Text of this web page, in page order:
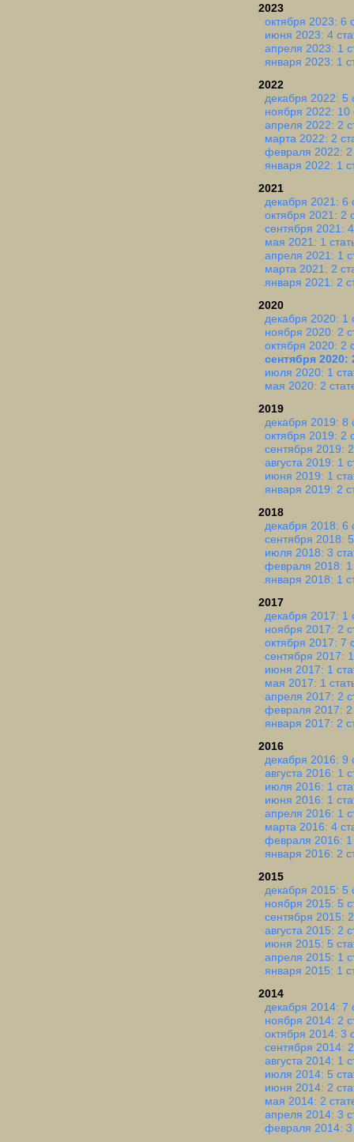
2023
октября 2023: 6
июня 2023: 4
апреля 2023: 1
января 2023: 1
2022
декабря 2022: 5
ноября 2022: 10
апреля 2022: 2
марта 2022: 2
февраля 2022: 2
января 2022: 1
2021
декабря 2021: 6
октября 2021: 2
сентября 2021:
мая 2021: 1
апреля 2021: 1
марта 2021: 2
января 2021: 2
2020
декабря 2020: 1
ноября 2020: 2
октября 2020: 2
сентября 2020:
июля 2020: 1
мая 2020: 2
2019
декабря 2019: 8
октября 2019: 2
сентября 2019:
августа 2019: 1
июня 2019: 1
января 2019: 2
2018
декабря 2018: 6
сентября 2018:
июля 2018: 3
февраля 2018: 1
января 2018: 1
2017
декабря 2017: 1
ноября 2017: 2
октября 2017: 7
сентября 2017:
июня 2017: 1
мая 2017: 1
апреля 2017: 2
февраля 2017: 2
января 2017: 2
2016
декабря 2016: 9
августа 2016: 1
июля 2016: 1
июня 2016: 1
апреля 2016: 1
марта 2016: 4
февраля 2016: 1
января 2016: 2
2015
декабря 2015: 5
ноября 2015: 5
сентября 2015:
августа 2015: 2
июня 2015: 5
апреля 2015: 1
января 2015: 1
2014
декабря 2014: 7
ноября 2014: 2
октября 2014: 3
сентября 2014:
августа 2014: 1
июля 2014: 5
июня 2014: 2
мая 2014: 2
апреля 2014: 3
февраля 2014: 3